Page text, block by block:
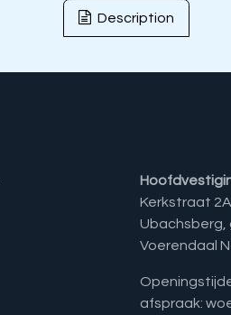
Description
Kerkstraat
Ubachsberg,
Voerendaal
afspraak: